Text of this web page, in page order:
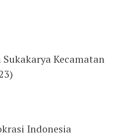
Kecamatan
Indonesia